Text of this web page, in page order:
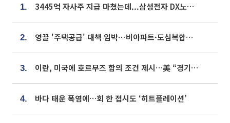
1. 3445억 자사주 지급 마쳤는데...삼성전자 DX노조, 뒤늦은 '떼쓰기 집회'
2. 영끌 '주택공급' 대책 임박⋯비아파트·도심복합까지 총동원
3. 이란, 미국에 호르무즈 합의 조건 제시…美 “경기 아직 안 끝나” [종합]
4. 바다 태운 폭염에…회 한 접시도 ‘히트플레이션’